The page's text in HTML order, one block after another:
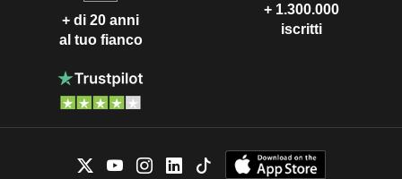
+ di 20 anni
al tuo fianco
+ 1.300.000
iscritti